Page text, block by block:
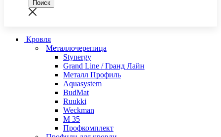
Кровля
Металлочерепица
Stynergy
Grand Line / Гранд Лайн
Металл Профиль
Aquasystem
BudMat
Ruukki
Weckman
М 35
Профкомплект